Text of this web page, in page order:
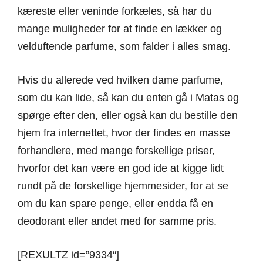
kæreste eller veninde forkæles, så har du
mange muligheder for at finde en lækker og
velduftende parfume, som falder i alles smag.
Hvis du allerede ved hvilken dame parfume,
som du kan lide, så kan du enten gå i Matas og
spørge efter den, eller også kan du bestille den
hjem fra internettet, hvor der findes en masse
forhandlere, med mange forskellige priser,
hvorfor det kan være en god ide at kigge lidt
rundt på de forskellige hjemmesider, for at se
om du kan spare penge, eller endda få en
deodorant eller andet med for samme pris.
[REXULTZ id=”9334″]